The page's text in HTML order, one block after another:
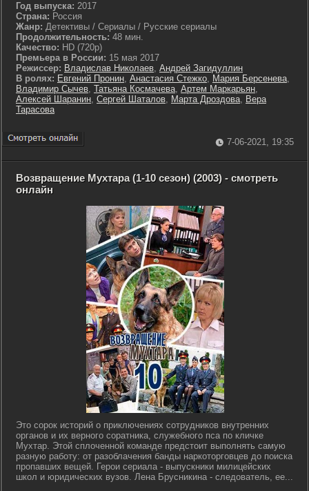
Год выпуска: 2017
Страна: Россия
Жанр: Детективы / Сериалы / Русские сериалы
Продолжительность: 48 мин.
Качество: HD (720p)
Премьера в России: 15 мая 2017
Режиссер: Владислав Николаев, Андрей Загидуллин
В ролях: Евгений Пронин, Анастасия Стежко, Мария Берсенева,
Владимир Сычев, Татьяна Космачева, Артем Маркарьян,
Алексей Шаранин, Сергей Шаталов, Марта Дроздова, Вера
Тарасова
7-06-2021, 19:35
Возвращение Мухтара (1-10 сезон) (2003) - смотреть
онлайн
Это сорок историй о приключениях сотрудников внутренних
органов и их верного соратника, служебного пса по кличке
Мухтар. Этой сплоченной команде предстоит выполнять самую
разную работу: от разоблачения банды наркоторговцев до поиска
пропавших вещей. Герои сериала - выпускники милицейских
школ и юридических вузов. Лена Брусникина - следователь, ее...